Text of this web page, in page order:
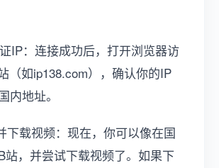
IP：连接成功后，打开浏览器访
（如ip138.com），确认你的IP
内地址。
下载视频：现在，你可以像在国
站，并尝试下载视频了。如果下